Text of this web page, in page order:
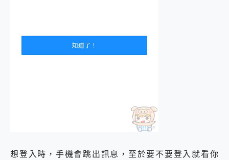
想登入時，手機會跳出訊息，至於要不要登入就看你